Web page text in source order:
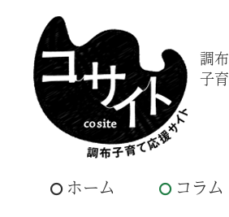
調
子
ホーム コラム